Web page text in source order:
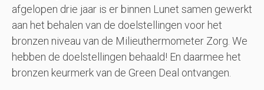
afgelopen drie jaar is er binnen Lunet samen gewerkt
aan het behalen van de doelstellingen voor het
bronzen niveau van de Milieuthermometer Zorg. We
hebben de doelstellingen behaald! En daarmee het
bronzen keurmerk van de Green Deal ontvangen.